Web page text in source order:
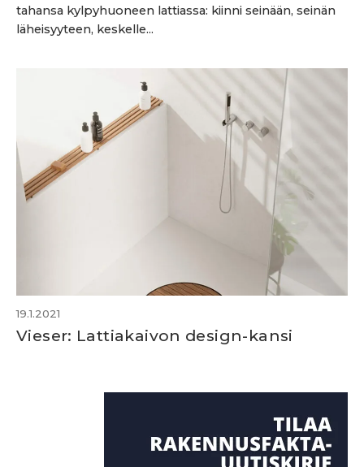
tahansa kylpyhuoneen lattiassa: kiinni seinään, seinän
läheisyyteen, keskelle...
19.1.2021
Vieser: Lattiakaivon design-kansi